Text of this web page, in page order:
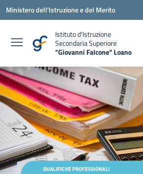
Vai ai contenuti
Vai al menu di navigazione
Vai al footer
Ministero dell'Istruzione e del Merito
Istituto d'Istruzione
Secondaria Superiore
"Giovanni Falcone" Loano